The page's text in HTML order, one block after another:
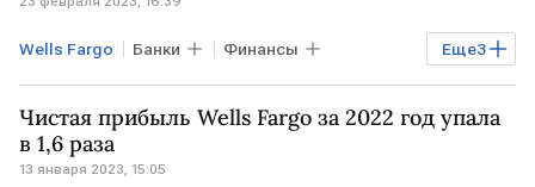
Еще3
Wells Fargo Банки Финансы
Экономика США
сокращение персонала
Чистая прибыль Wells Fargo за 2022 год упала
в 1,6 раза
13 января 2023, 15:05